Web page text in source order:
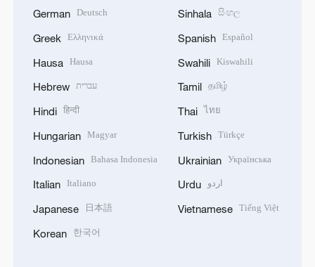
German Deutsch
Greek Ελληνικά
Hausa Hausa
Hebrew עברית
Hindi हिन्दी
Hungarian Magyar
Indonesian Bahasa Indonesia
Italian Italiano
Japanese 日本語
Korean 한국어
Sinhala සිංහල
Spanish Español
Swahili Kiswahili
Tamil தமிழ்
Thai ไทย
Turkish Türkçe
Ukrainian Українська
Urdu اردو
Vietnamese Tiếng Việt